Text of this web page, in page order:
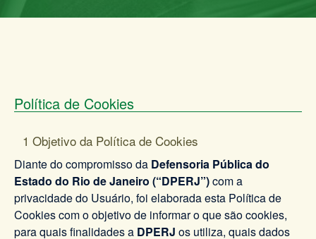
Política de Cookies
1 Objetivo da Política de Cookies
Diante do compromisso da Defensoria Pública do
Estado do Rio de Janeiro (“DPERJ”)com a
privacidade do Usuário, foi elaborada esta Política de
Cookies com o objetivo de informar o que são cookies,
para quais finalidades a DPERJ os utiliza, quais dados